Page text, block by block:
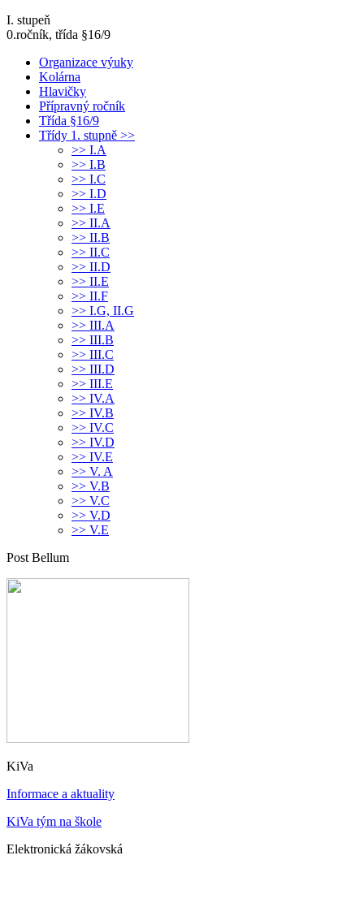
I. stupeň
0.ročník, třída §16/9
Organizace výuky
Kolárna
Hlavičky
Přípravný ročník
Třída §16/9
Třídy 1. stupně >>
>> I.A
>> I.B
>> I.C
>> I.D
>> I.E
>> II.A
>> II.B
>> II.C
>> II.D
>> II.E
>> II.F
>> I.G, II.G
>> III.A
>> III.B
>> III.C
>> III.D
>> III.E
>> IV.A
>> IV.B
>> IV.C
>> IV.D
>> IV.E
>> V. A
>> V.B
>> V.C
>> V.D
>> V.E
Post Bellum
KiVa
Informace a aktuality
KiVa tým na škole
Elektronická žákovská